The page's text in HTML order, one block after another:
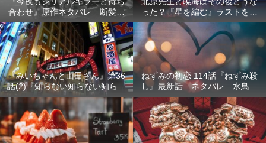
合わせ』原作ネタバレ 断髪オ
ブジェ殺人事件 犯人の正体や
結末を解説
った？『星を編む』ラストをネ
タバレ解説
『みいちゃんと山田さん』第36
話(2)『知らない知らない知らな
い』最新話 ネタバレ 犯人確
定 次回最終回
ねずみの初恋 114話『ねずみ殺
し』最新話 ネタバレ 水鳥死
亡 鯆を殺すか